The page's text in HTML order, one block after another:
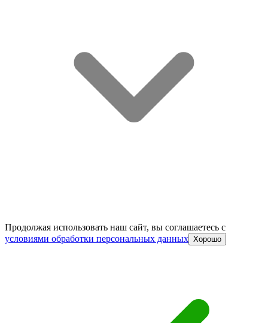
Продолжая использовать наш сайт, вы соглашаетесь c
условиями обработки персональных данных Хорошо